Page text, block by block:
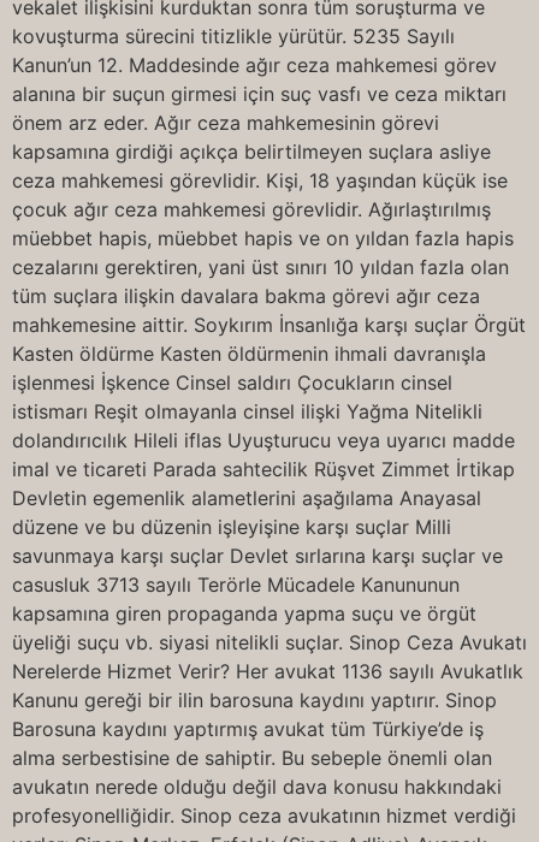
vekalet ilişkisini kurduktan sonra tüm soruşturma ve
kovuşturma sürecini titizlikle yürütür. 5235 Sayılı
Kanun’un 12. Maddesinde ağır ceza mahkemesi görev
alanına bir suçun girmesi için suç vasfı ve ceza miktarı
önem arz eder. Ağır ceza mahkemesinin görevi
kapsamına girdiği açıkça belirtilmeyen suçlara asliye
ceza mahkemesi görevlidir. Kişi, 18 yaşından küçük ise
çocuk ağır ceza mahkemesi görevlidir. Ağırlaştırılmış
müebbet hapis, müebbet hapis ve on yıldan fazla hapis
cezalarını gerektiren, yani üst sınırı 10 yıldan fazla olan
tüm suçlara ilişkin davalara bakma görevi ağır ceza
mahkemesine aittir. Soykırım İnsanlığa karşı suçlar Örgüt
Kasten öldürme Kasten öldürmenin ihmali davranışla
işlenmesi İşkence Cinsel saldırı Çocukların cinsel
istismarı Reşit olmayanla cinsel ilişki Yağma Nitelikli
dolandırıcılık Hileli iflas Uyuşturucu veya uyarıcı madde
imal ve ticareti Parada sahtecilik Rüşvet Zimmet İrtikap
Devletin egemenlik alametlerini aşağılama Anayasal
düzene ve bu düzenin işleyişine karşı suçlar Milli
savunmaya karşı suçlar Devlet sırlarına karşı suçlar ve
casusluk 3713 sayılı Terörle Mücadele Kanununun
kapsamına giren propaganda yapma suçu ve örgüt
üyeliği suçu vb. siyasi nitelikli suçlar. Sinop Ceza Avukatı
Nerelerde Hizmet Verir? Her avukat 1136 sayılı Avukatlık
Kanunu gereği bir ilin barosuna kaydını yaptırır. Sinop
Barosuna kaydını yaptırmış avukat tüm Türkiye’de iş
alma serbestisine de sahiptir. Bu sebeple önemli olan
avukatın nerede olduğu değil dava konusu hakkındaki
profesyonelliğidir. Sinop ceza avukatının hizmet verdiği